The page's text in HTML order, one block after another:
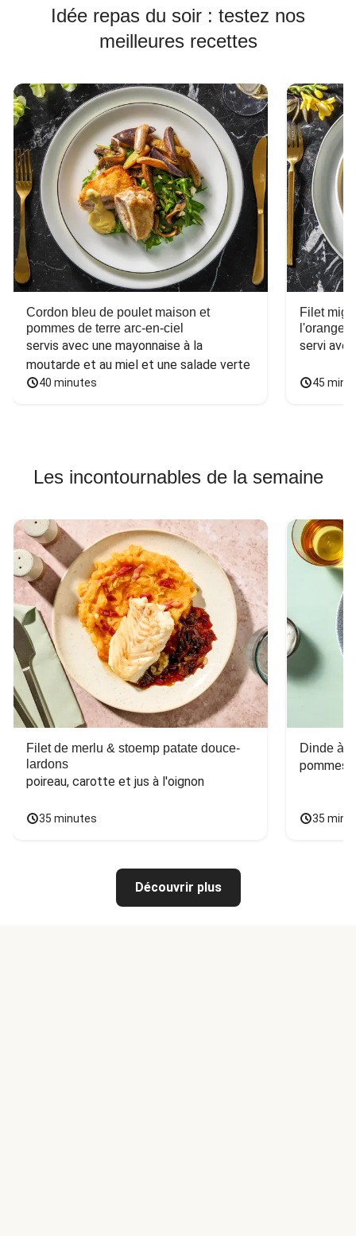
Idée repas du soir : testez nos
meilleures recettes
Cordon bleu de poulet maison et
pommes de terre arc-en-ciel
servis avec une mayonnaise à la
moutarde et au miel et une salade verte
40 minutes
Filet
l'orange
servi
45
Les incontournables de la semaine
Filet de merlu & stoemp patate douce-
lardons
poireau, carotte et jus à l'oignon
35 minutes
Dinde à
pommes
35
Découvrir plus